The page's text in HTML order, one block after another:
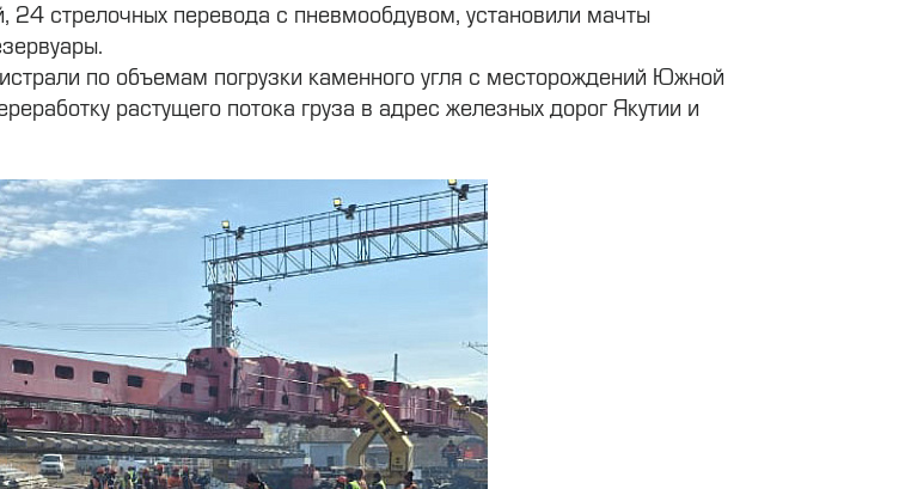
24 стрелочных перевода с пневмообдувом, установили мачты
по объемам погрузки каменного угля с месторождений Южной
растущего потока груза в адрес железных дорог Якутии и